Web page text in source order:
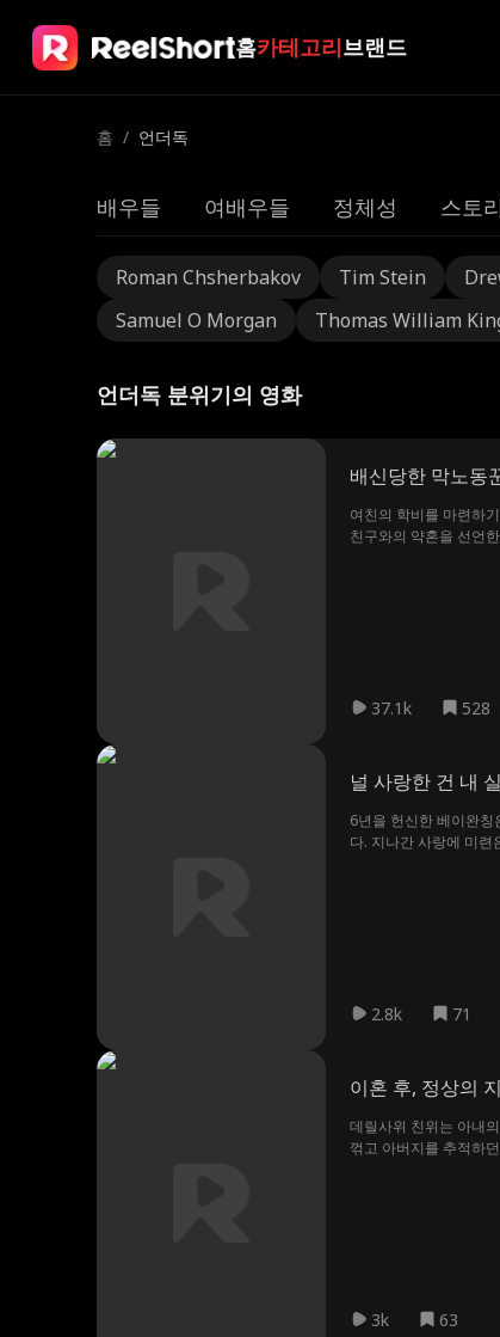
홈카테고리브랜드
홈 / 언더독
배우들 여배우들 정체성 스토
Roman Chsherbakov Tim Stein
Samuel O Morgan
Thomas William
언더독 분위기의 영화
배신당한 막노동
여친의 학비를 마련하
친구와의 약혼을 선언
37.1k 528
널 사랑한 건 내
6년을 헌신한 베이완
다. 지나간 사랑에 미련
2.8k 71
이혼 후, 정상의
데릴사위 친위는 아내
꺾고 아버지를 추적하
3k 63